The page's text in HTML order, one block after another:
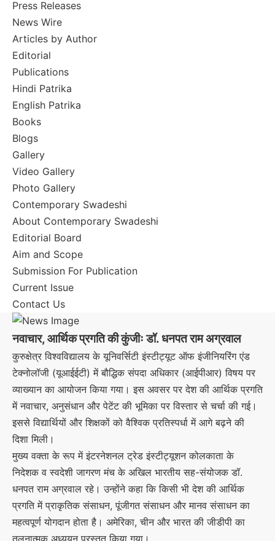
Press Releases
News Wire
Articles by Author
Editorial
Publications
Hindi Patrika
English Patrika
Books
Blogs
Gallery
Video Gallery
Photo Gallery
Contemporary Swadeshi
About Contemporary Swadeshi
Editorial Board
Aim and Scope
Submission For Publication
Current Issue
Contact Us
नवाचार, आर्थिक प्रगति की कुंजीः डॉ. धनपत राम अग्रवाल
कुरुक्षेत्र विश्वविद्यालय के यूनिवर्सिटी इंस्टीट्यूट ऑफ इंजीनियरिंग एंड
टेक्नोलॉजी (यूआईईटी) में बौद्धिक संपदा अधिकार (आईपीआर) विषय पर
व्याख्यान का आयोजन किया गया। इस अवसर पर देश की आर्थिक प्रगति
में नवाचार, अनुसंधान और पेटेंट की भूमिका पर विस्तार से चर्चा की गई।
इससे विद्यार्थियों और शिक्षकों को वैश्विक प्रतिस्पर्धा में आगे बढ़ने की
दिशा मिली।
मुख्य वक्ता के रूप में इंटरनेशनल ट्रेड इंस्टीट्यूशन कोलकाता के
निदेशक व स्वदेशी जागरण मंच के अखिल भारतीय सह-संयोजक डॉ.
धनपत राम अग्रवाल रहे। उन्होंने कहा कि किसी भी देश की आर्थिक
प्रगति में प्राकृतिक संसाधन, पूंजीगत संसाधन और मानव संसाधन का
महत्वपूर्ण योगदान होता है। अमेरिका, चीन और भारत की जीडीपी का
तुलनात्मक अध्ययन प्रस्तुत किया गया।